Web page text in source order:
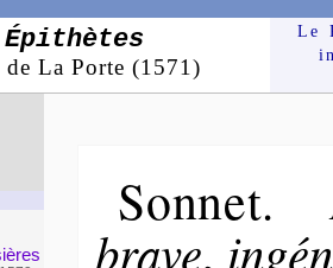
de La Porte (1571)
Le
Sonnet.
brave,